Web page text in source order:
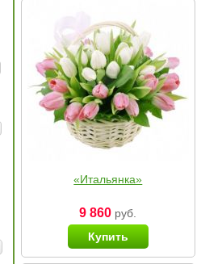
«Итальянка»
9 860 руб.
Купить